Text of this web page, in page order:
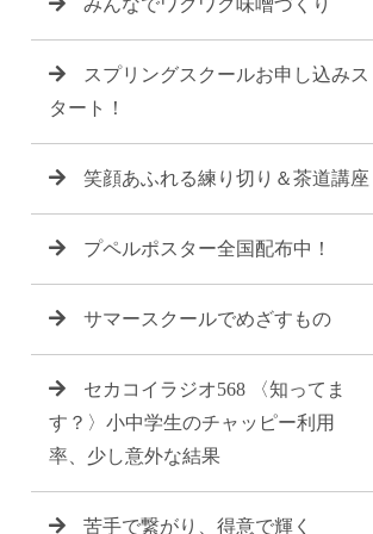
みんなでワクワク味噌づくり
スプリングスクールお申し込みス
タート！
笑顔あふれる練り切り＆茶道講座
プペルポスター全国配布中！
サマースクールでめざすもの
セカコイラジオ568 〈知ってま
す？〉小中学生のチャッピー利用
率、少し意外な結果
苦手で繋がり、得意で輝く